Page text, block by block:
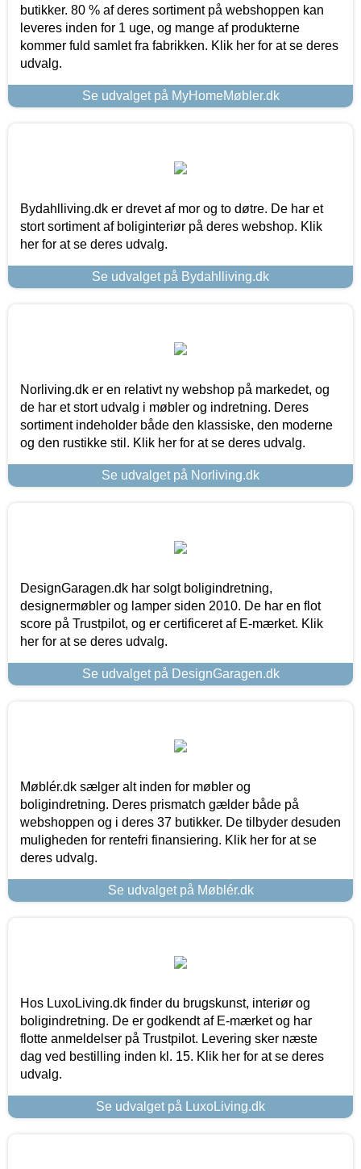
butikker. 80 % af deres sortiment på webshoppen kan
leveres inden for 1 uge, og mange af produkterne
kommer fuld samlet fra fabrikken. Klik her for at se deres
udvalg.
Se udvalget på MyHomeMøbler.dk
Bydahlliving.dk er drevet af mor og to døtre. De har et
stort sortiment af boliginteriør på deres webshop. Klik
her for at se deres udvalg.
Se udvalget på Bydahlliving.dk
Norliving.dk er en relativt ny webshop på markedet, og
de har et stort udvalg i møbler og indretning. Deres
sortiment indeholder både den klassiske, den moderne
og den rustikke stil. Klik her for at se deres udvalg.
Se udvalget på Norliving.dk
DesignGaragen.dk har solgt boligindretning,
designermøbler og lamper siden 2010. De har en flot
score på Trustpilot, og er certificeret af E-mærket. Klik
her for at se deres udvalg.
Se udvalget på DesignGaragen.dk
Møblér.dk sælger alt inden for møbler og
boligindretning. Deres prismatch gælder både på
webshoppen og i deres 37 butikker. De tilbyder desuden
muligheden for rentefri finansiering. Klik her for at se
deres udvalg.
Se udvalget på Møblér.dk
Hos LuxoLiving.dk finder du brugskunst, interiør og
boligindretning. De er godkendt af E-mærket og har
flotte anmeldelser på Trustpilot. Levering sker næste
dag ved bestilling inden kl. 15. Klik her for at se deres
udvalg.
Se udvalget på LuxoLiving.dk